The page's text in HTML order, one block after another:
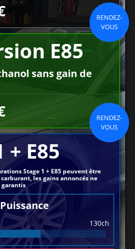
RENDEZ-
VOUS
E85
sans gain de
RENDEZ-
VOUS
+ E85
Stage 1 + E85 peuvent être
les gains annoncés ne
garantis
Puissance
130ch